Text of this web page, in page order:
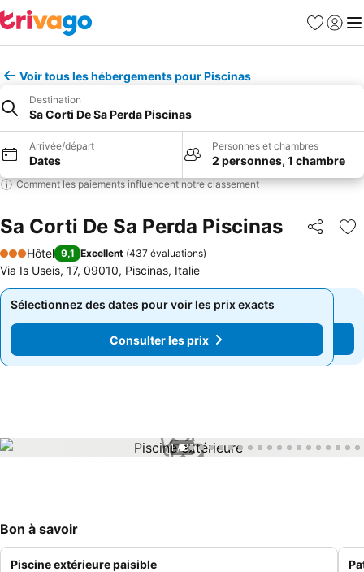
Favoris
Se
Voir tous les hébergements pour Piscinas
Destination
Sa Corti De Sa Perda Piscinas
Arrivée/départ
Dates
Personnes et chambres
2 personnes, 1 chambre
Comment les paiements influencent notre classement
Sa Corti De Sa Perda Piscinas Partager
3 Étoiles
Hôtel 9,1 Excellent (437 évaluations)
Via Is Useis, 17, 09010, Piscinas, Italie
Sélectionnez des dates pour voir les prix exacts
Consulter les prix
Sélectionnez des dates pour voir les prix exacts
Consulter les prix
1 / 31
Bon à savoir
Piscine extérieure paisible